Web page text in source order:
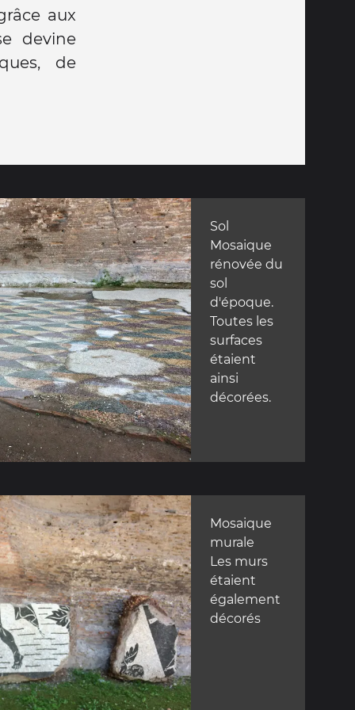
aux
devine
de
Sol
Mosaique
rénovée du
sol
d'époque.
Toutes les
surfaces
étaient
ainsi
décorées.
Mosaique
murale
Les murs
étaient
également
décorés